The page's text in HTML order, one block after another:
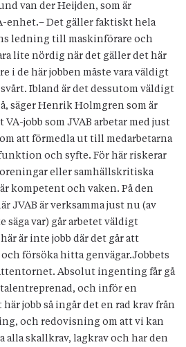
van der Heijden, som är
enhet.– Det gäller faktiskt hela
ledning till maskinförare och
lite nördig när det gäller det här
i de här jobben måste vara väldigt
Ibland är det dessutom väldigt
säger Henrik Holmgren som är
jobb som JVAB arbetar med just
att förmedla ut till medarbetarna
funktion och syfte. För här riskerar
eller samhällskritiska
kompetent och vaken. På den
JVAB är verksamma just nu (av
säga var) går arbetet väldigt
är inte jobb där det går att
försöka hitta genvägar.Jobbets
Absolut ingenting får gå
och inför en
jobb så ingår det en rad krav från
och redovisning om att vi kan
skallkrav, lagkrav och har den